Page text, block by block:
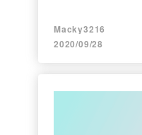
Macky3216
2020/09/28